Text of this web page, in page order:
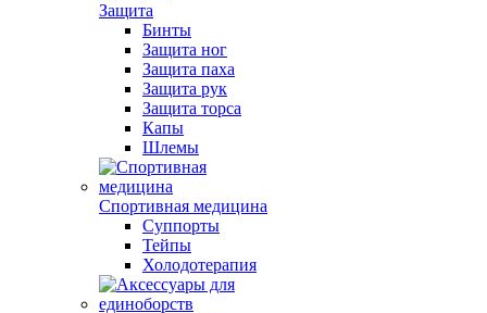
Защита
Бинты
Защита ног
Защита паха
Защита рук
Защита торса
Капы
Шлемы
Спортивная медицина
Суппорты
Тейпы
Холодотерапия